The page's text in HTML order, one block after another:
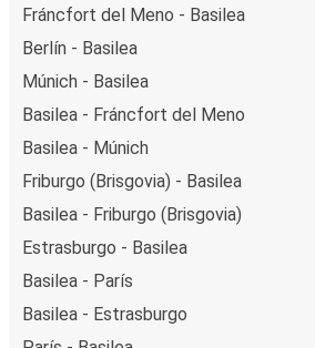
Fráncfort del Meno - Basilea
Berlín - Basilea
Múnich - Basilea
Basilea - Fráncfort del Meno
Basilea - Múnich
Friburgo (Brisgovia) - Basilea
Basilea - Friburgo (Brisgovia)
Estrasburgo - Basilea
Basilea - París
Basilea - Estrasburgo